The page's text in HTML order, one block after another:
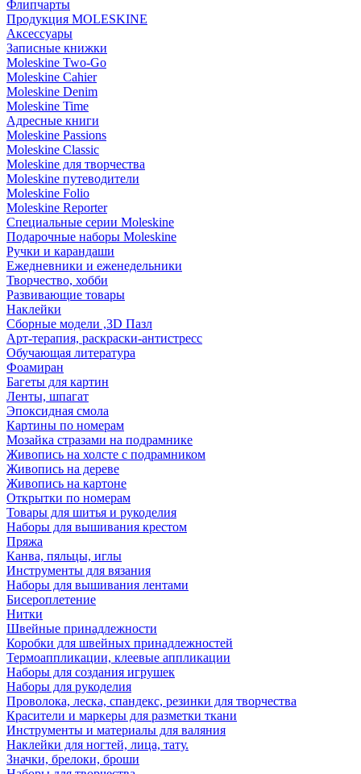
Флипчарты
Продукция MOLESKINE
Аксессуары
Записные книжки
Moleskine Two-Go
Moleskine Cahier
Moleskine Denim
Moleskine Time
Адресные книги
Moleskine Passions
Moleskine Classic
Moleskine для творчества
Moleskine путеводители
Moleskine Folio
Moleskine Reporter
Специальные серии Moleskine
Подарочные наборы Moleskine
Ручки и карандаши
Ежедневники и еженедельники
Творчество, хобби
Развивающие товары
Наклейки
Сборные модели ,3D Пазл
Арт-терапия, раскраски-антистресс
Обучающая литература
Фоамиран
Багеты для картин
Ленты, шпагат
Эпоксидная смола
Картины по номерам
Мозайка стразами на подрамнике
Живопись на холсте с подрамником
Живопись на дереве
Живопись на картоне
Открытки по номерам
Товары для шитья и рукоделия
Наборы для вышивания крестом
Пряжа
Канва, пяльцы, иглы
Инструменты для вязания
Наборы для вышивания лентами
Бисероплетение
Нитки
Швейные принадлежности
Коробки для швейных принадлежностей
Термоаппликации, клеевые аппликации
Наборы для создания игрушек
Наборы для рукоделия
Проволока, леска, спандекс, резинки для творчества
Красители и маркеры для разметки ткани
Инструменты и материалы для валяния
Наклейки для ногтей, лица, тату.
Значки, брелоки, броши